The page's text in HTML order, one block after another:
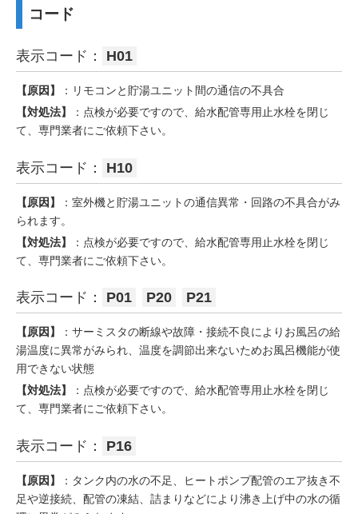
コード
表示コード： H01
【原因】
：リモコンと貯湯ユニット間の通信の不具合
【対処法】
：点検が必要ですので、給水配管専用止水栓を閉じ
て、専門業者にご依頼下さい。
表示コード： H10
【原因】
：室外機と貯湯ユニットの通信異常・回路の不具合がみ
られます。
【対処法】
：点検が必要ですので、給水配管専用止水栓を閉じ
て、専門業者にご依頼下さい。
表示コード： P01 P20 P21
【原因】
：サーミスタの断線や故障・接続不良によりお風呂の給
湯温度に異常がみられ、温度を調節出来ないためお風呂機能が使
用できない状態
【対処法】
：点検が必要ですので、給水配管専用止水栓を閉じ
て、専門業者にご依頼下さい。
表示コード： P16
【原因】
：タンク内の水の不足、ヒートポンプ配管のエア抜き不
足や逆接続、配管の凍結、詰まりなどにより沸き上げ中の水の循